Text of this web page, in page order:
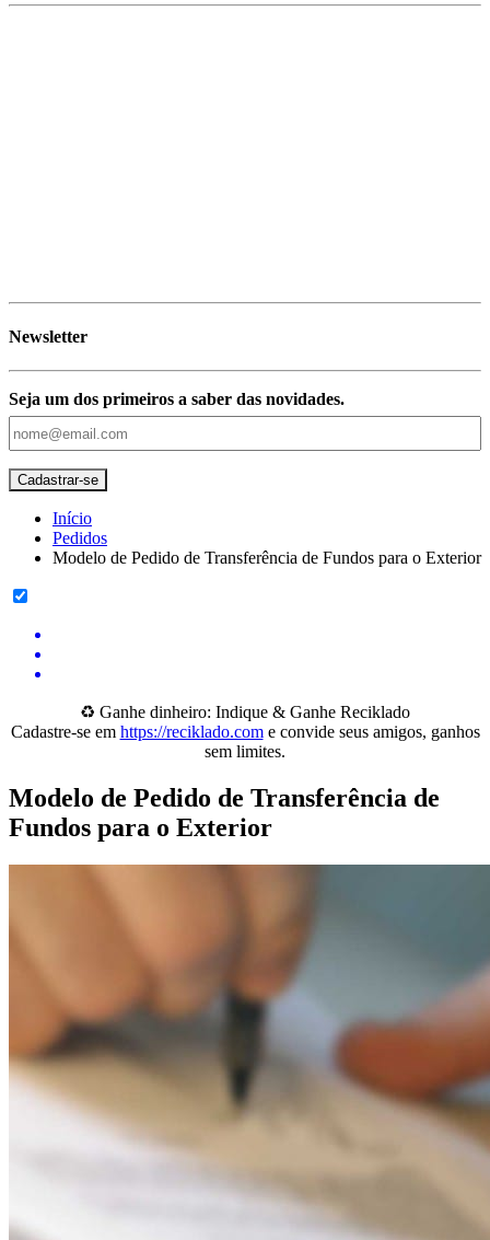
Newsletter
Seja um dos primeiros a saber das novidades.
Início
Pedidos
Modelo de Pedido de Transferência de Fundos para o Exterior
♻️ Ganhe dinheiro: Indique & Ganhe Reciklado
Cadastre-se em https://reciklado.come convide seus amigos, ganhos
sem limites.
Modelo de Pedido de Transferência de
Fundos para o Exterior